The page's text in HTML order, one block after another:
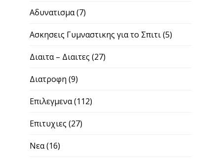
Αδυνατισμα(7)
Ασκησεις Γυμναστικης για το Σπιτι(5)
Διαιτα – Διαιτες (27)
Διατροφη (9)
Επιλεγμενα(112)
Επιτυχιες (27)
Νεα(16)